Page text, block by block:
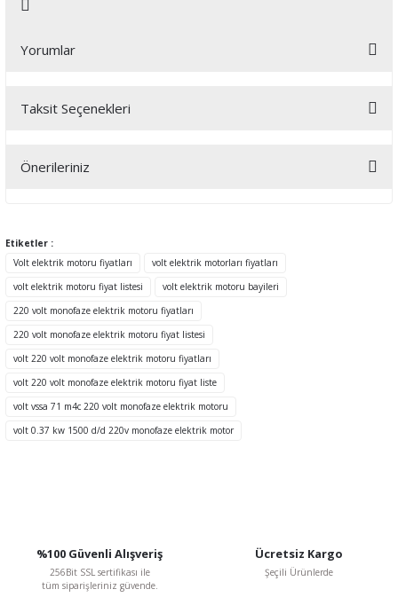
Yorumlar
Bu ürüne ilk yorumu siz yapın!
Taksit Seçenekleri
Önerileriniz
tarafımıza iletebilirsiniz.
Görüş ve önerileriniz için teşekkür ederiz.
Ürün açıklamasında eksik bilgiler bulunuyor.
Ürün bilgilerinde hatalar bulunuyor.
Ürün fiyatı diğer sitelerden daha pahalı.
Bu ürüne benzer farklı alternatifler olmalı.
Etiketler :
Volt elektrik motoru fiyatları
volt elektrik motorları fiyatları
volt elektrik motoru fiyat listesi
volt elektrik motoru bayileri
220 volt monofaze elektrik motoru fiyatları
220 volt monofaze elektrik motoru fiyat listesi
volt 220 volt monofaze elektrik motoru fiyatları
volt 220 volt monofaze elektrik motoru fiyat liste
volt vssa 71 m4c 220 volt monofaze elektrik motoru
volt 0.37 kw 1500 d/d 220v monofaze elektrik motor
%100 Güvenli Alışveriş
256Bit SSL sertifikası ile
tüm siparişleriniz güvende.
Ücretsiz Kargo
Şeçili Ürünlerde